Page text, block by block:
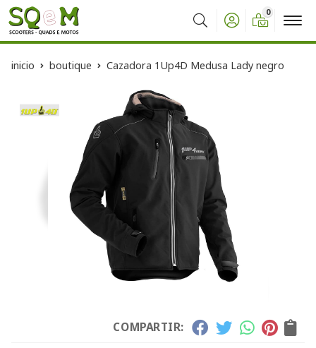
Buscar
0
inicio boutique Cazadora 1Up4D Medusa Lady negro
COMPARTIR: